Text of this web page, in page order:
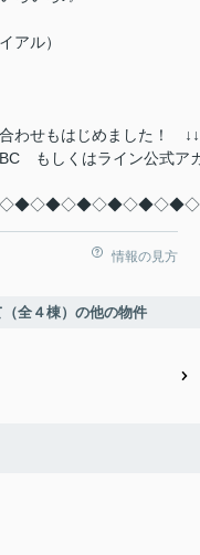
アル）
わせもはじめました！ ↓↓
もしくはライン公式ア
情報の見方
全４棟）の他の物件